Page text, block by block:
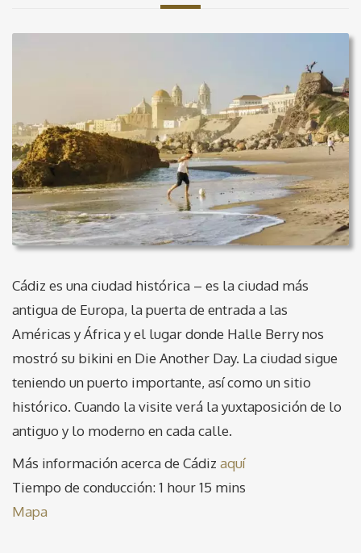
Cádiz es una ciudad histórica – es la ciudad más
antigua de Europa, la puerta de entrada a las
Américas y África y el lugar donde Halle Berry nos
mostró su bikini en Die Another Day. La ciudad sigue
teniendo un puerto importante, así como un sitio
histórico. Cuando la visite verá la yuxtaposición de lo
antiguo y lo moderno en cada calle.
Más información acerca de Cádiz aquí
Tiempo de conducción: 1 hour 15 mins
Mapa